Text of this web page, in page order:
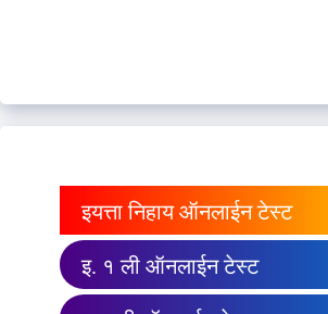
इयत्ता निहाय ऑनलाईन टेस्ट
इ. १ ली ऑनलाईन टेस्ट